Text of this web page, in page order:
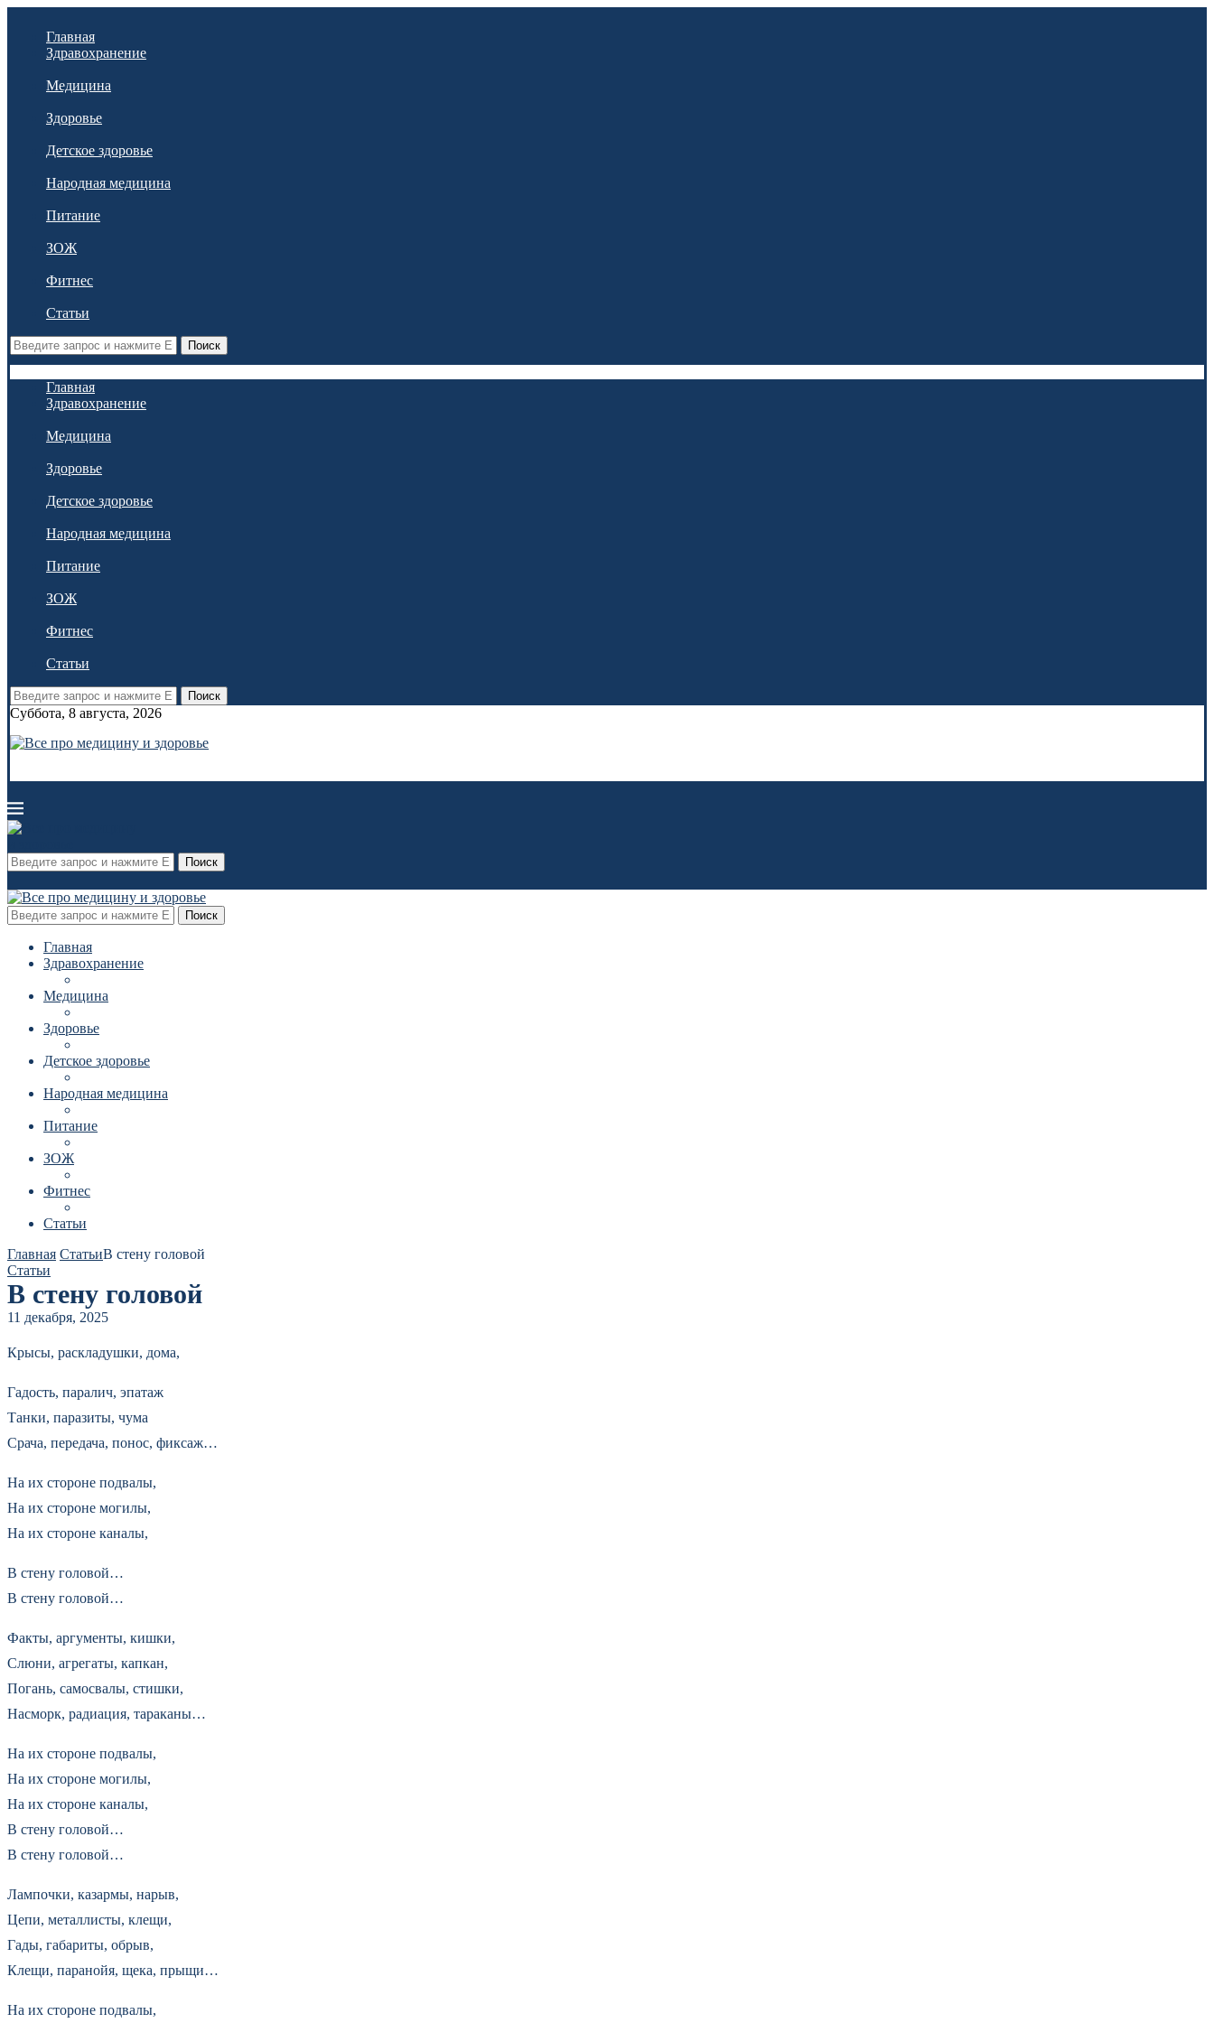
Главная
Здравохранение
Медицина
Здоровье
Детское здоровье
Народная медицина
Питание
ЗОЖ
Фитнес
Статьи
Поиск
Главная
Здравохранение
Медицина
Здоровье
Детское здоровье
Народная медицина
Питание
ЗОЖ
Фитнес
Статьи
Поиск
Суббота, 8 августа, 2026
Поиск
Поиск
Главная
Здравохранение
Медицина
Здоровье
Детское здоровье
Народная медицина
Питание
ЗОЖ
Фитнес
Статьи
Главная СтатьиВ стену головой
Статьи
В стену головой
11 декабря, 2025
Крысы, раскладушки, дома,
Гадость, паралич, эпатаж
Танки, паразиты, чума
Срача, передача, понос, фиксаж…
На их стороне подвалы,
На их стороне могилы,
На их стороне каналы,
В стену головой…
В стену головой…
Факты, аргументы, кишки,
Слюни, агрегаты, капкан,
Погань, самосвалы, стишки,
Насморк, радиация, тараканы…
На их стороне подвалы,
На их стороне могилы,
На их стороне каналы,
В стену головой…
В стену головой…
Лампочки, казармы, нарыв,
Цепи, металлисты, клещи,
Гады, габариты, обрыв,
Клещи, паранойя, щека, прыщи…
На их стороне подвалы,